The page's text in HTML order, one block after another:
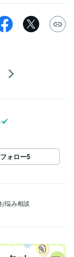
フォロー5
悩み相談